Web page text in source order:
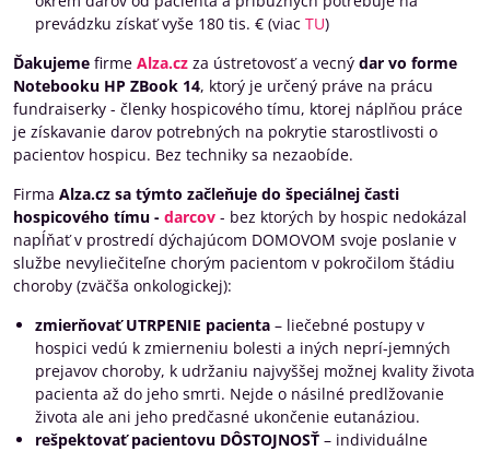
prevádzku získať vyše 180 tis. € (viac TU)
Ďakujeme firme Alza.cz za ústretovosť a vecný dar vo forme
Notebooku HP ZBook 14, ktorý je určený práve na prácu
fundraiserky - členky hospicového tímu, ktorej náplňou práce
je získavanie darov potrebných na pokrytie starostlivosti o
pacientov hospicu. Bez techniky sa nezaobíde.
Firma Alza.cz sa týmto začleňuje do špeciálnej časti
hospicového tímu - darcov - bez ktorých by hospic nedokázal
napĺňať v prostredí dýchajúcom DOMOVOM svoje poslanie v
službe nevyliečiteľne chorým pacientom v pokročilom štádiu
choroby (zväčša onkologickej):
zmierňovať UTRPENIE pacienta – liečebné postupy v
hospici vedú k zmierneniu bolesti a iných neprí-jemných
prejavov choroby, k udržaniu najvyššej možnej kvality života
pacienta až do jeho smrti. Nejde o násilné predlžovanie
života ale ani jeho predčasné ukončenie eutanáziou.
rešpektovať pacientovu DÔSTOJNOSŤ – individuálne